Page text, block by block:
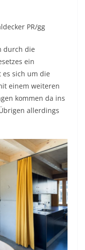
PR/gg
durch die
ein
sich um die
einem weiteren
kommen da ins
allerdings